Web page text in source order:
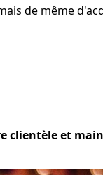
de même
clientèle et